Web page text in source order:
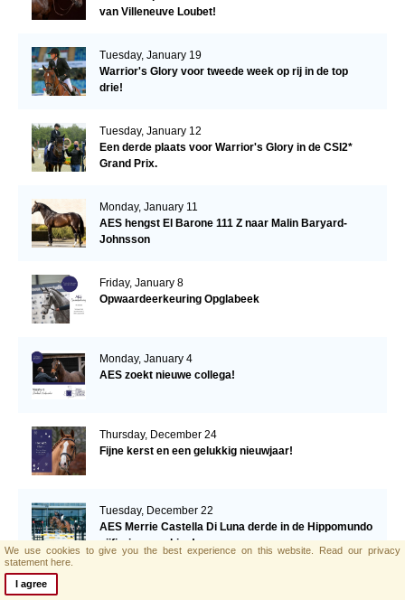
van Villeneuve Loubet!
Tuesday, January 19
Warrior's Glory voor tweede week op rij in de top
drie!
Tuesday, January 12
Een derde plaats voor Warrior's Glory in de CSI2*
Grand Prix.
Monday, January 11
AES hengst El Barone 111 Z naar Malin Baryard-
Johnsson
Friday, January 8
Opwaardeerkeuring Opglabeek
Monday, January 4
AES zoekt nieuwe collega!
Thursday, December 24
Fijne kerst en een gelukkig nieuwjaar!
Tuesday, December 22
AES Merrie Castella Di Luna derde in de Hippomundo
vijfjarigen ranking!
We use cookies to give you the best experience on this website. Read our privacy
statement here.
I agree